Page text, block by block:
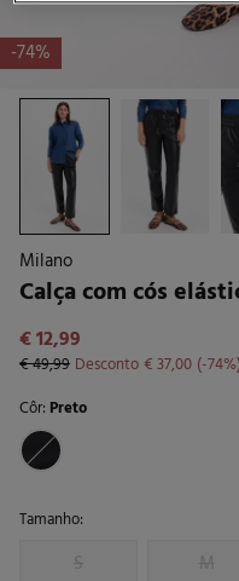
-74%
Milano
Calça com cós
€ 12,99
€ 49,99 Desconto€ 37,00
74
Côr: Preto
Tamanho:
S M